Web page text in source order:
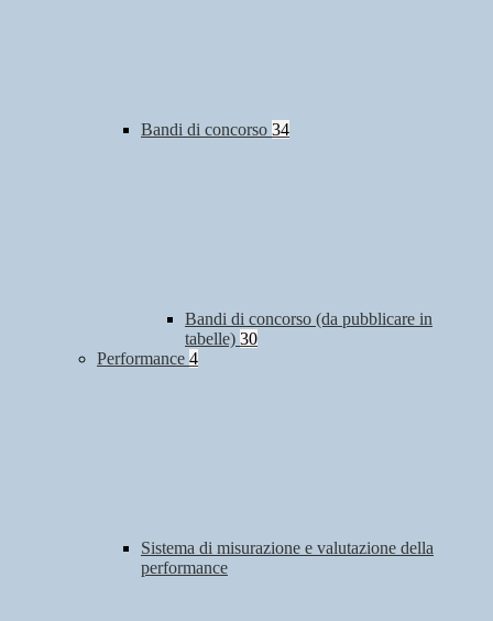
Bandi di concorso 34
Bandi di concorso (da pubblicare in
tabelle) 30
Performance 4
Sistema di misurazione e valutazione della
performance